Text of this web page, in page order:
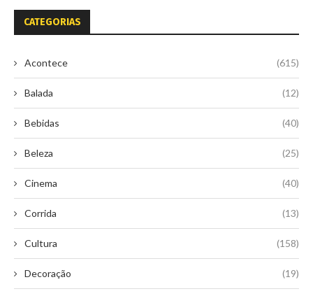
CATEGORIAS
Acontece (615)
Balada (12)
Bebidas (40)
Beleza (25)
Cinema (40)
Corrida (13)
Cultura (158)
Decoração (19)